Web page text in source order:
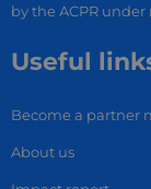
by the ACPR
Useful
Become a partner
About us